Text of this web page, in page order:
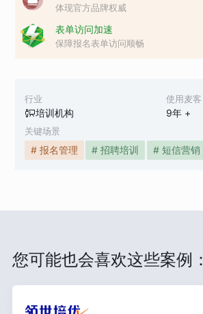
行业
培训机构
使用麦客
9年 +
关键场景
# 报名管理 # 招聘培训 # 短信营销
体现官方品牌权威
表单访问加速
保障报名表单访问顺畅
您可能也会喜欢这些案例：